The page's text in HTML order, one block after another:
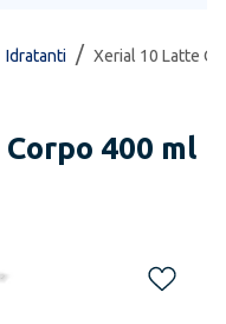
Idratanti / Xerial 10 Latte
400 ml